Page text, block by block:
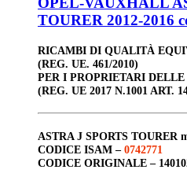
TOURER 2012-2016
RICAMBI DI QUALITÀ
(REG. UE. 461/2010)
PER I PROPRIETARI
(REG. UE 2017 N.1001 ART.
ASTRA J SPORTS TOURER
CODICE ISAM – 0742771
CODICE ORIGINALE –